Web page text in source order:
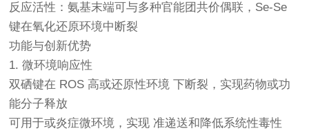
反应活性：氨基末端可与多种官能团共价偶联，Se-Se
键在氧化还原环境中断裂
功能与创新优势
1. 微环境响应性
双硒键在 ROS 高或还原性环境 下断裂，实现药物或功
能分子释放
可用于或炎症微环境，实现 准递送和降低系统性毒性